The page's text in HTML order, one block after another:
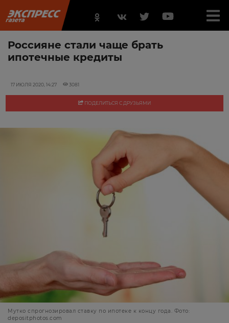
Россияне стали чаще брать
ипотечные кредиты
17 ИЮЛЯ 2020, 14:27 3081
ПОДЕЛИТЬСЯ С ДРУЗЬЯМИ
Мутко спрогнозировал ставку по ипотеке к концу года. Фото:
depositphotos.com